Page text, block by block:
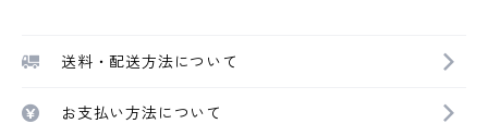
送料・配送方法について
お支払い方法について